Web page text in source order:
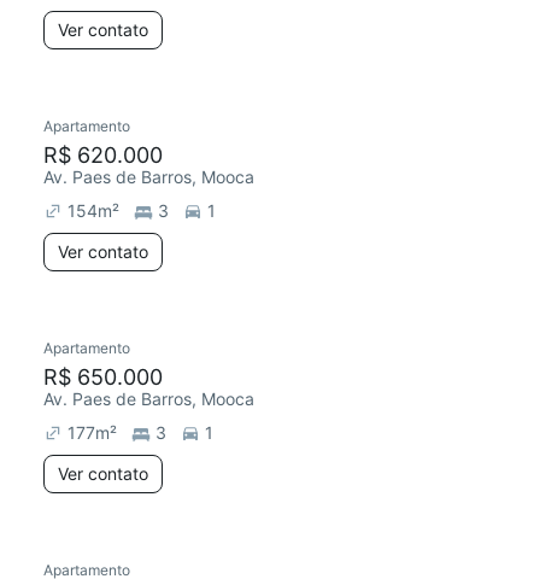
Ver contato
Redecorar
Apartamento
R$ 620.000
Av. Paes de Barros, Mooca
154m² 3
1
Ver contato
Redecorar
Apartamento
R$ 650.000
Av. Paes de Barros, Mooca
177m² 3
1
Ver contato
Redecorar
Apartamento